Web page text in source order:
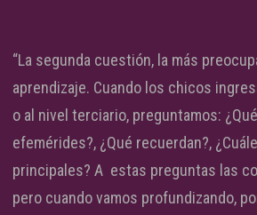
“La segunda cuestión, la más
aprendizaje. Cuando los chicos
o al nivel terciario, preguntamos:
efemérides?, ¿Qué recuerdan?,
principales? A estas preguntas las
pero cuando vamos profundizando,